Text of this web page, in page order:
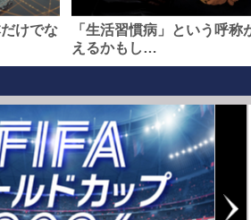
けでな
「生活習慣病」という呼称
えるかもし…